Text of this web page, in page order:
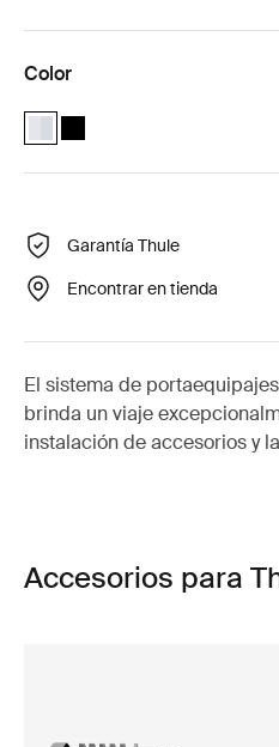
Color
Thule WingBar Evo Aluminio
Thule WingBar Evo Negro
Garantía Thule
Encontrar en tienda
El sistema de
brinda un viaje
instalación de accesorios y
Accesorios para